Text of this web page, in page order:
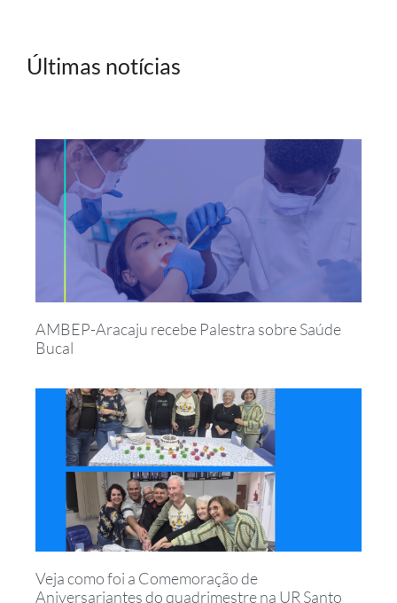
Últimas notícias
AMBEP-Aracaju recebe Palestra sobre Saúde
Bucal
Veja como foi a Comemoração de
Aniversariantes do quadrimestre na UR Santo